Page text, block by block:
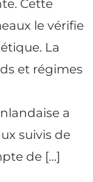
Cette
le vérifie
La
et régimes
a
suivis de
de […]